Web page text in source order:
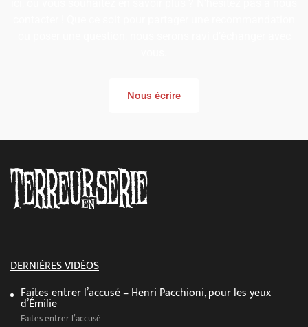
Nous écrire
DERNIÈRES VIDÉOS
Faites entrer l’accusé – Henri Pacchioni, pour les yeux
d’Émilie
Faites entrer l’accusé